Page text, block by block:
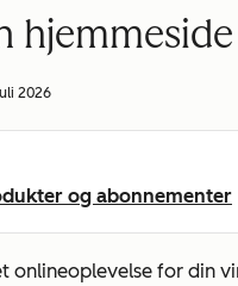
hjemmeside
2026
og abonnementer
onlineoplevelse for din